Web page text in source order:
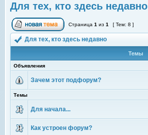
Для тех, кто здесь недавно
Страница 1 из 1 [ Тем: 8 ]
Для тех, кто здесь недавно
Темы
Объявления
Зачем этот подфорум?
Темы
Для начала...
Как устроен форум?